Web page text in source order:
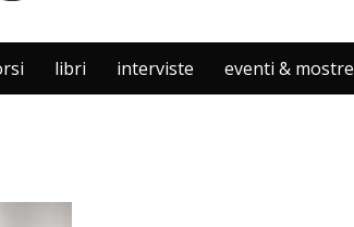
libri interviste eventi & mostre